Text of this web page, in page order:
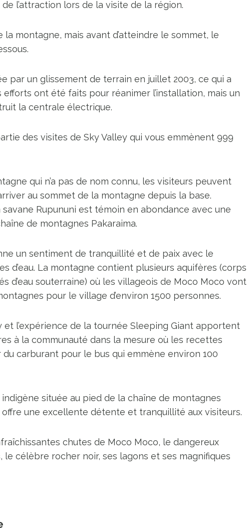
l’attraction lors de la visite de la région.
montagne, mais avant d’atteindre le sommet, le
par un glissement de terrain en juillet 2003, ce qui a
ont été faits pour réanimer l’installation, mais un
la centrale électrique.
des visites de Sky Valley qui vous emmènent 999
qui n’a pas de nom connu, les visiteurs peuvent
au sommet de la montagne depuis la base.
Rupununi est témoin en abondance avec une
de montagnes Pakaraima.
un sentiment de tranquillité et de paix avec le
d’eau. La montagne contient plusieurs aquifères (corps
d’eau souterraine) où les villageois de Moco Moco vont
pour le village d’environ 1500 personnes.
et l’expérience de la tournée Sleeping Giant apportent
à la communauté dans la mesure où les recettes
carburant pour le bus qui emmène environ 100
située au pied de la chaîne de montagnes
une excellente détente et tranquillité aux visiteurs.
chutes de Moco Moco, le dangereux
célèbre rocher noir, ses lagons et ses magnifiques